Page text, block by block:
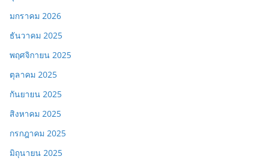
มกราคม 2026
ธันวาคม 2025
พฤศจิกายน 2025
ตุลาคม 2025
กันยายน 2025
สิงหาคม 2025
กรกฎาคม 2025
มิถุนายน 2025